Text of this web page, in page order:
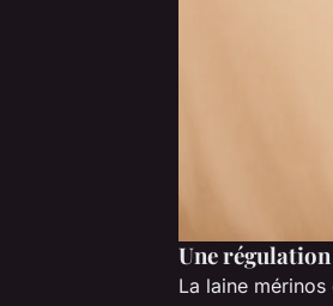
Une
La laine